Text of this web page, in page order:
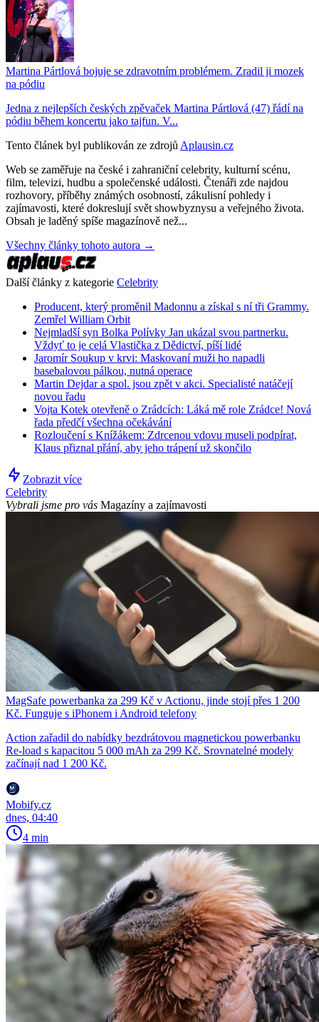
Martina Pártlová bojuje se zdravotním problémem. Zradil ji mozek
na pódiu
Jedna z nejlepších českých zpěvaček Martina Pártlová (47) řádí na
pódiu během koncertu jako tajfun. V...
Tento článek byl publikován ze zdrojů Aplausin.cz
Web se zaměřuje na české i zahraniční celebrity, kulturní scénu,
film, televizi, hudbu a společenské události. Čtenáři zde najdou
rozhovory, příběhy známých osobností, zákulisní pohledy i
zajímavosti, které dokreslují svět showbyznysu a veřejného života.
Obsah je laděný spíše magazínově než...
Všechny články tohoto autora →
Další články z kategorie Celebrity
Producent, který proměnil Madonnu a získal s ní tři Grammy.
Zemřel William Orbit
Nejmladší syn Bolka Polívky Jan ukázal svou partnerku.
Vždyť to je celá Vlastička z Dědictví, píší lidé
Jaromír Soukup v krvi: Maskovaní muži ho napadli
basebalovou pálkou, nutná operace
Martin Dejdar a spol. jsou zpět v akci. Specialisté natáčejí
novou řadu
Vojta Kotek otevřeně o Zrádcích: Láká mě role Zrádce! Nová
řada předčí všechna očekávání
Rozloučení s Knížákem: Zdrcenou vdovu museli podpírat,
Klaus přiznal přání, aby jeho trápení už skončilo
Zobrazit více
Celebrity
Vybrali jsme pro vás Magazíny a zajímavosti
MagSafe powerbanka za 299 Kč v Actionu, jinde stojí přes 1 200
Kč. Funguje s iPhonem i Android telefony
Action zařadil do nabídky bezdrátovou magnetickou powerbanku
Re-load s kapacitou 5 000 mAh za 299 Kč. Srovnatelné modely
začínají nad 1 200 Kč.
Mobify.cz
dnes, 04:40
4 min